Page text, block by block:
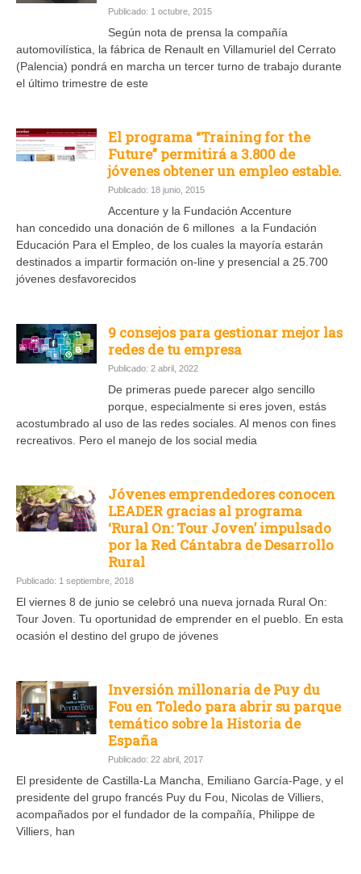
Publicado: 1 octubre, 2015
Según nota de prensa la compañía
automovilística, la fábrica de Renault en Villamuriel del Cerrato
(Palencia) pondrá en marcha un tercer turno de trabajo durante
el último trimestre de este
El programa “Training for the
Future” permitirá a 3.800 de
jóvenes obtener un empleo estable.
Publicado: 18 junio, 2015
Accenture y la Fundación Accenture
han concedido una donación de 6 millones a la Fundación
Educación Para el Empleo, de los cuales la mayoría estarán
destinados a impartir formación on-line y presencial a 25.700
jóvenes desfavorecidos
9 consejos para gestionar mejor las
redes de tu empresa
Publicado: 2 abril, 2022
De primeras puede parecer algo sencillo
porque, especialmente si eres joven, estás
acostumbrado al uso de las redes sociales. Al menos con fines
recreativos. Pero el manejo de los social media
Jóvenes emprendedores conocen
LEADER gracias al programa
‘Rural On: Tour Joven’ impulsado
por la Red Cántabra de Desarrollo
Rural
Publicado: 1 septiembre, 2018
El viernes 8 de junio se celebró una nueva jornada Rural On:
Tour Joven. Tu oportunidad de emprender en el pueblo. En esta
ocasión el destino del grupo de jóvenes
Inversión millonaria de Puy du
Fou en Toledo para abrir su parque
temático sobre la Historia de
España
Publicado: 22 abril, 2017
El presidente de Castilla-La Mancha, Emiliano García-Page, y el
presidente del grupo francés Puy du Fou, Nicolas de Villiers,
acompañados por el fundador de la compañía, Philippe de
Villiers, han